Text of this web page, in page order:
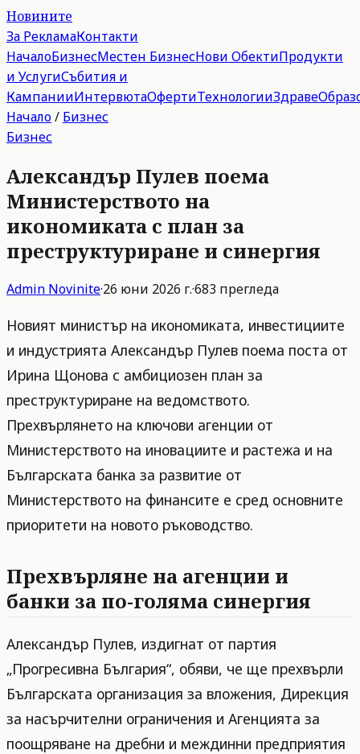
Новините
За РекламаКонтакти
НачалоБизнесМестен БизнесНови ОбектиПродукти
и УслугиСъбития и
КампанииИнтервютаОфертиТехнологииЗдраве
Начало/ Бизнес
Бизнес
Александър Пулев поема
Министерството на
икономиката с план за
преструктуриране и синергия
Admin Novinite·26 юни 2026 г.·683 прегледа
Новият министър на икономиката, инвестициите
и индустрията Александър Пулев поема поста от
Ирина Щонова с амбициозен план за
преструктуриране на ведомството.
Прехвърлянето на ключови агенции от
Министерството на иновациите и растежа и на
Българската банка за развитие от
Министерството на финансите е сред основните
приоритети на новото ръководство.
Прехвърляне на агенции и
банки за по-голяма синергия
Александър Пулев, издигнат от партия
„Прогресивна България“, обяви, че ще прехвърли
Българската организация за вложения, Дирекция
за насърчителни ограничения и Агенцията за
поощряване на дребни и междинни предприятия